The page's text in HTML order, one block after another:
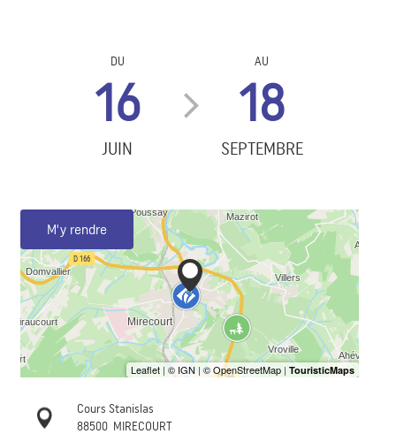
DU
16
JUIN
AU
18
SEPTEMBRE
M'y rendre
Cours Stanislas
88500 MIRECOURT